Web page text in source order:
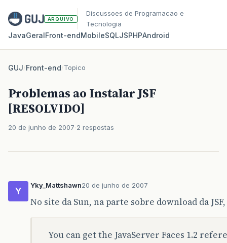
ARQUIVO
Discussoes de Programacao e
Tecnologia
JavaGeralFront‑endMobileSQLJSPHPAndroid
GUJ/Front-end/Topico
Problemas ao Instalar JSF
[RESOLVIDO]
20 de junho de 2007 2 respostas
Y
Yky_Mattshawn20 de junho de 2007
No site da Sun, na parte sobre download da
You can get the JavaServer Faces 1.2